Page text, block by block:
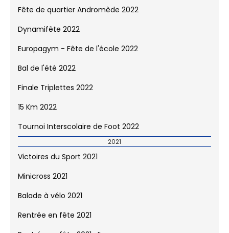
2022
Victoires du Sport 2022
Minicross 2022
Balade à vélo 2022
Fête de quartier Andromède 2022
Dynamifête 2022
Europagym - Fête de l'école 2022
Finale Triplettes 2022
15 Km 2022
Tournoi Interscolaire de Foot 2022
Victoires du Sport 2021